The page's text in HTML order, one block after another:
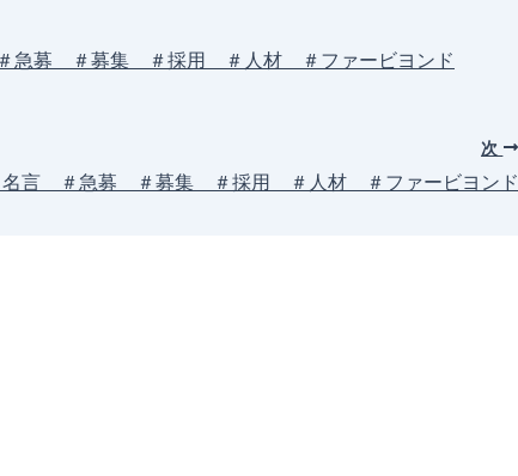
募 ＃募集 ＃採用 ＃人材 ＃ファービヨンド
次
言 ＃急募 ＃募集 ＃採用 ＃人材 ＃ファービヨンド